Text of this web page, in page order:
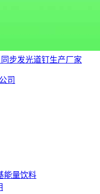
步发光道钉生产厂家
司
能量饮料